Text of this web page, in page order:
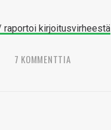
raportoi kirjoitusvirheestä
7 KOMMENTTIA